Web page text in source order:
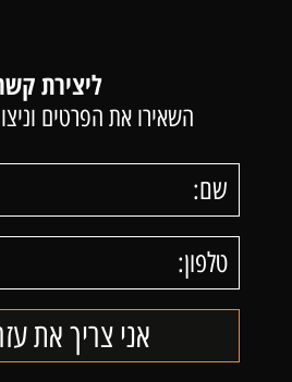
ליצירת
השאירו את הפרטים